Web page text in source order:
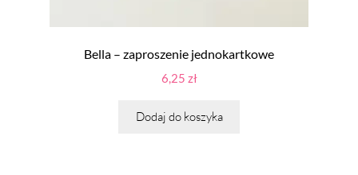
Bella – zaproszenie jednokartkowe
6,25 zł
Dodaj do koszyka